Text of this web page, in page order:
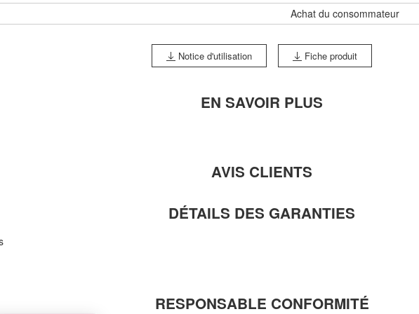
Achat du consommateur
Notice d'utilisation Fiche produit
EN SAVOIR PLUS
AVIS CLIENTS
DÉTAILS DES GARANTIES
RESPONSABLE CONFORMITÉ